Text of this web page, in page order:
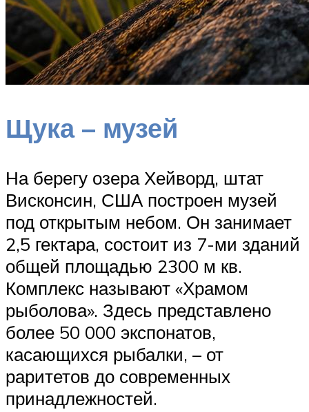
Щука – музей
На берегу озера Хейворд, штат
Висконсин, США построен музей
под открытым небом. Он занимает
2,5 гектара, состоит из 7-ми зданий
общей площадью 2300 м кв.
Комплекс называют «Храмом
рыболова». Здесь представлено
более 50 000 экспонатов,
касающихся рыбалки, – от
раритетов до современных
принадлежностей.